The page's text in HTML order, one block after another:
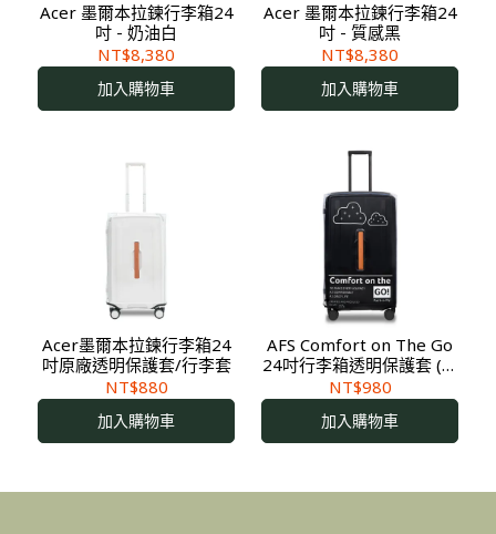
Acer 墨爾本拉鍊行李箱24
吋 - 奶油白
NT$8,380
加入購物車
Acer 墨爾本拉鍊行李箱24
吋 - 質感黑
NT$8,380
加入購物車
Acer墨爾本拉鍊行李箱24
吋原廠透明保護套/行李套
NT$880
加入購物車
AFS Comfort on The Go
24吋行李箱透明保護套 (適
用於Acer墨爾本拉鍊行李
箱)
NT$980
加入購物車